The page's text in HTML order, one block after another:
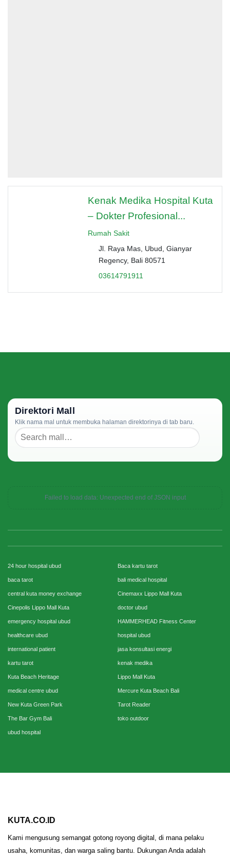
Kenak Medika Hospital Kuta
– Dokter Profesional...
Rumah Sakit
Jl. Raya Mas, Ubud, Gianyar
Regency, Bali 80571
03614791911
Direktori Mall
Klik nama mal untuk membuka halaman direktorinya di tab baru.
Failed to load data: Unexpected end of JSON input
24 hour hospital ubud Baca kartu tarot
baca tarot bali medical hospital
central kuta money exchange Cinemaxx Lippo Mall Kuta
Cinepolis Lippo Mall Kuta doctor ubud
emergency hospital ubud HAMMERHEAD Fitness Center
healthcare ubud hospital ubud
international patient jasa konsultasi energi
kartu tarot kenak medika
Kuta Beach Heritage Lippo Mall Kuta
medical centre ubud Mercure Kuta Beach Bali
New Kuta Green Park Tarot Reader
The Bar Gym Bali toko outdoor
ubud hospital
KUTA.CO.ID
Kami mengusung semangat gotong royong digital, di mana pelaku
usaha, komunitas, dan warga saling bantu. Dukungan Anda adalah